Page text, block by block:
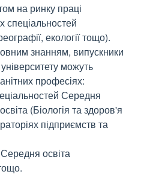
на ринку праці
спеціальностей
екології тощо).
знанням, випускники
можуть
професіях:
Середня
(Біологія та здоров'я
підприємств та
освіта